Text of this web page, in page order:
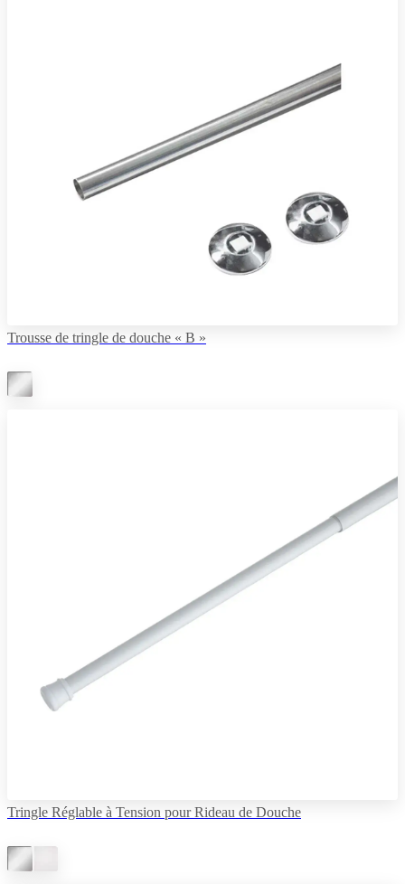
Trousse de tringle de douche « B »
Tringle Réglable à Tension pour Rideau de Douche